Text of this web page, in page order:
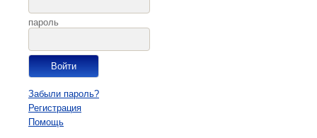
пароль
Забыли пароль?
Регистрация
Помощь